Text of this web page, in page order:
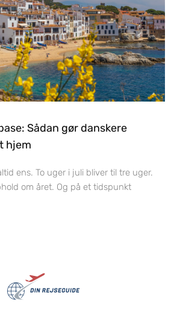
Sådan gør danskere
hjem
ens. To uger i juli bliver til tre uger.
om året. Og på et tidspunkt